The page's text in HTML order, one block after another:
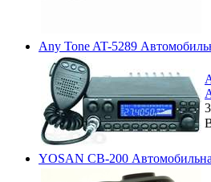
Any Tone AT-5289
YOSAN CB-200